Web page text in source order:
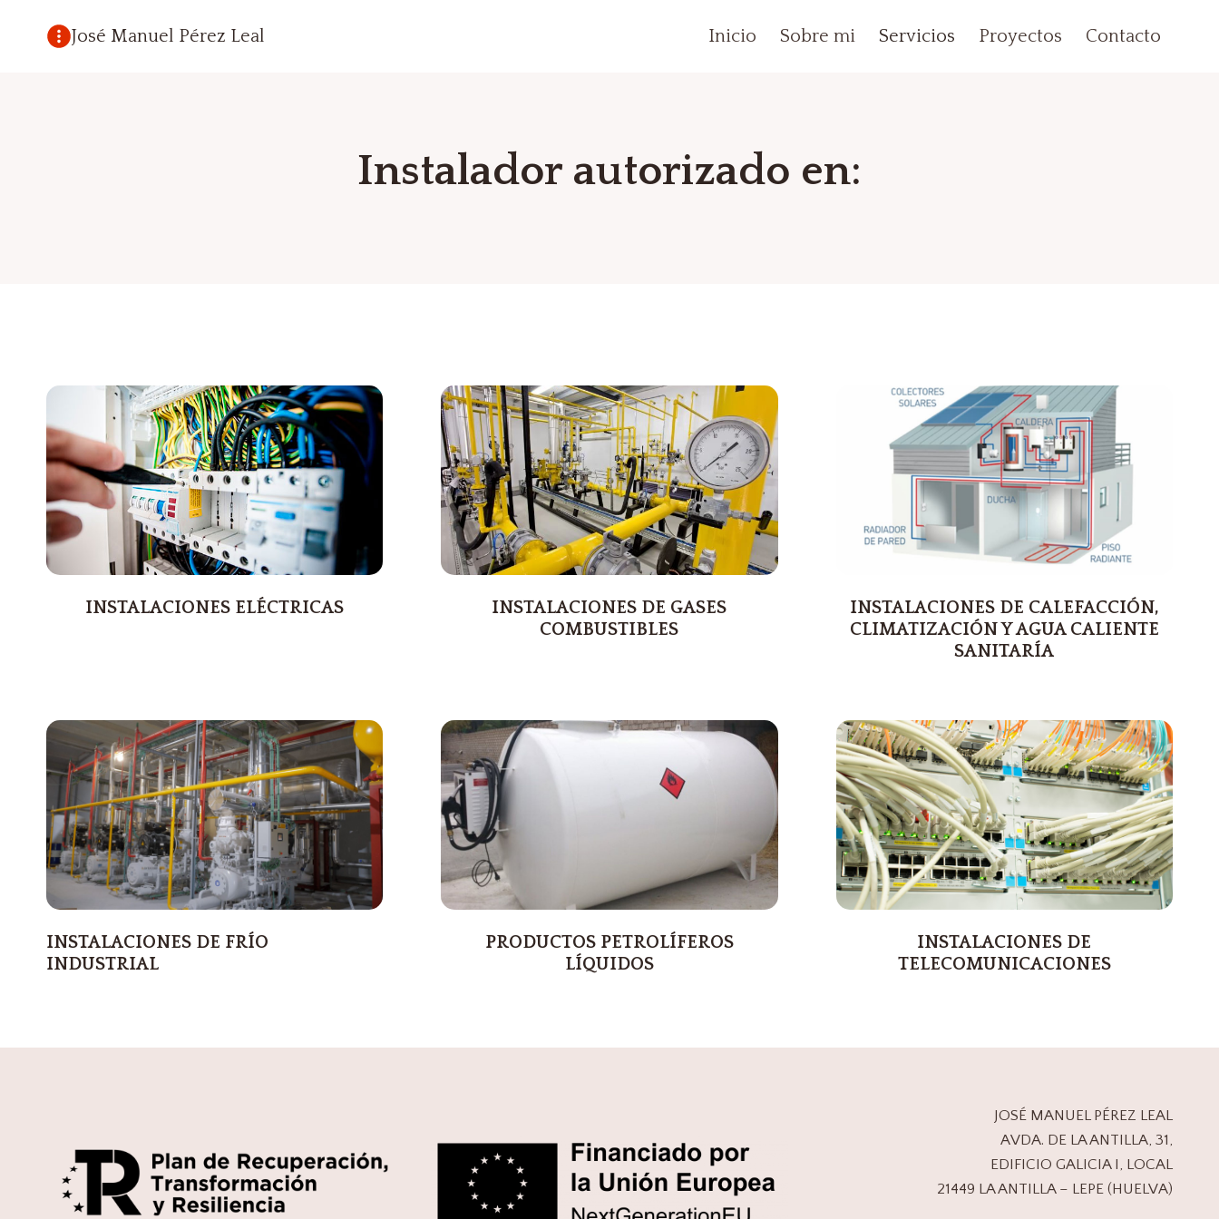
José Manuel Pérez Leal Inicio Sobre mi Servicios Proyectos Contacto
Instalador autorizado en:
INSTALACIONES ELÉCTRICAS
INSTALACIONES DE GASES
COMBUSTIBLES
INSTALACIONES DE CALEFACCIÓN,
CLIMATIZACIÓN Y AGUA CALIENTE
SANITARÍA
INSTALACIONES DE FRÍO
INDUSTRIAL
PRODUCTOS PETROLÍFEROS
LÍQUIDOS
INSTALACIONES DE
TELECOMUNICACIONES
JOSÉ MANUEL PÉREZ LEAL
AVDA. DE LA ANTILLA, 31,
EDIFICIO GALICIA I, LOCAL
21449 LA ANTILLA – LEPE (HUELVA)